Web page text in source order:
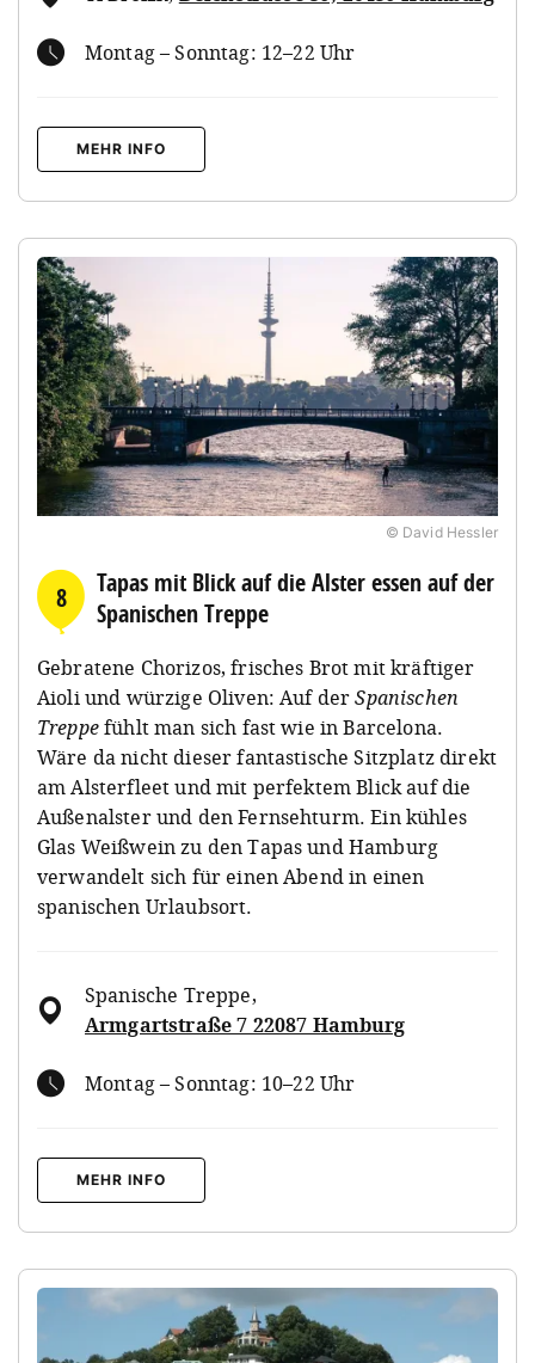
Montag – Sonntag: 12–22 Uhr
MEHR INFO
© David Hessler
8
Tapas mit Blick auf die Alster essen auf der
Spanischen Treppe
Gebratene Chorizos, frisches Brot mit kräftiger
Aioli und würzige Oliven: Auf derSpanischen
Treppefühlt man sich fast wie in Barcelona.
Wäre da nicht dieser fantastische Sitzplatz direkt
am Alsterfleet und mit perfektem Blick auf die
Außenalster und den Fernsehturm. Ein kühles
Glas Weißwein zu den Tapas und Hamburg
verwandelt sich für einen Abend in einen
spanischen Urlaubsort.
Spanische Treppe,
Armgartstraße 7 22087 Hamburg
Montag – Sonntag: 10–22 Uhr
MEHR INFO